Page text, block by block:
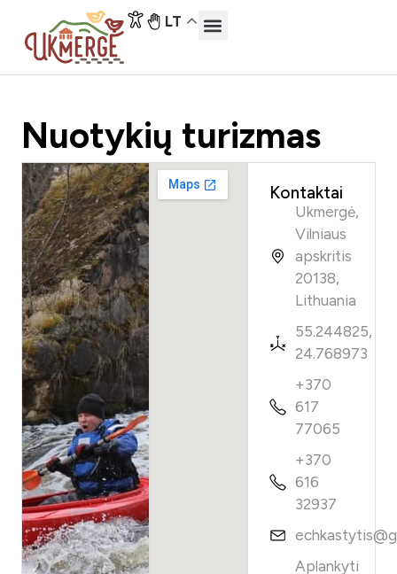
LT
Nuotykių turizmas
Kontaktai
Ukmergė,
Vilniaus
apskritis
20138,
Lithuania
55.244825,
24.768973
+370
617
77065
+370
616
32937
Aplankyti